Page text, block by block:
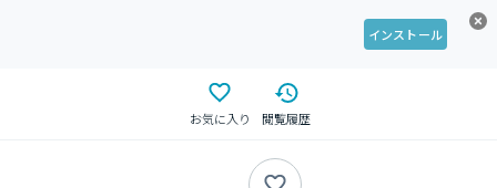
インストール
お気に入り 閲覧履歴